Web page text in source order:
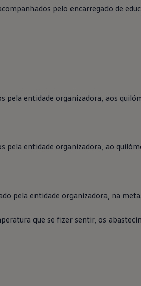
pelo encarregado de
pela entidade organizadora, aos
pela entidade organizadora, ao
pela entidade organizadora, na meta.
que se fizer sentir, os